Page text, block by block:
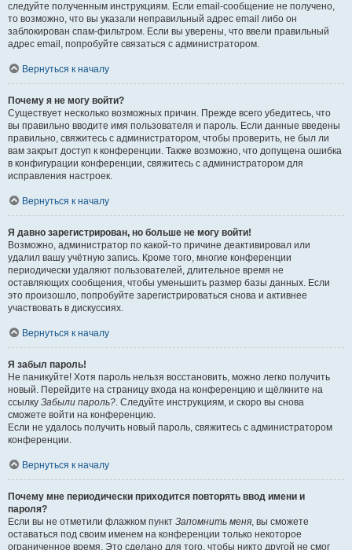
следуйте полученным инструкциям. Если email-сообщение не получено,
то возможно, что вы указали неправильный адрес email либо он
заблокирован спам-фильтром. Если вы уверены, что ввели правильный
адрес email, попробуйте связаться с администратором.
Вернуться к началу
Почему я не могу войти?
Существует несколько возможных причин. Прежде всего убедитесь, что
вы правильно вводите имя пользователя и пароль. Если данные введены
правильно, свяжитесь с администратором, чтобы проверить, не был ли
вам закрыт доступ к конференции. Также возможно, что допущена ошибка
в конфигурации конференции, свяжитесь с администратором для
исправления настроек.
Вернуться к началу
Я давно зарегистрирован, но больше не могу войти!
Возможно, администратор по какой-то причине деактивировал или
удалил вашу учётную запись. Кроме того, многие конференции
периодически удаляют пользователей, длительное время не
оставляющих сообщения, чтобы уменьшить размер базы данных. Если
это произошло, попробуйте зарегистрироваться снова и активнее
участвовать в дискуссиях.
Вернуться к началу
Я забыл пароль!
Не паникуйте! Хотя пароль нельзя восстановить, можно легко получить
новый. Перейдите на страницу входа на конференцию и щёлкните на
ссылку Забыли пароль?. Следуйте инструкциям, и скоро вы снова
сможете войти на конференцию.
Если не удалось получить новый пароль, свяжитесь с администратором
конференции.
Вернуться к началу
Почему мне периодически приходится повторять ввод имени и
пароля?
Если вы не отметили флажком пункт Запомнить меня, вы сможете
оставаться под своим именем на конференции только некоторое
ограниченное время. Это сделано для того, чтобы никто другой не смог